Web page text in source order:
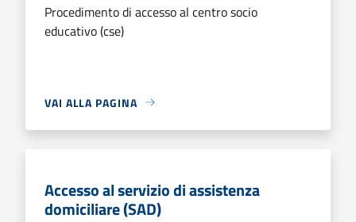
Procedimento di accesso al centro socio
educativo (cse)
VAI ALLA PAGINA
Accesso al servizio di assistenza
domiciliare (SAD)